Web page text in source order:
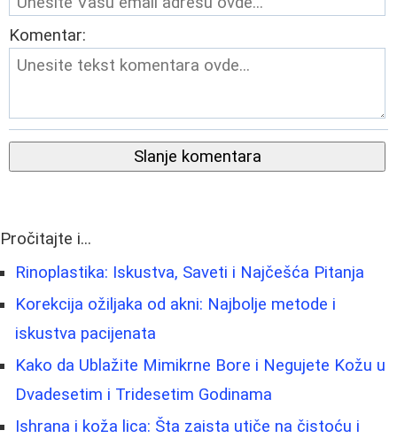
Komentar:
Slanje komentara
Pročitajte i...
Rinoplastika: Iskustva, Saveti i Najčešća Pitanja
Korekcija ožiljaka od akni: Najbolje metode i
iskustva pacijenata
Kako da Ublažite Mimikrne Bore i Negujete Kožu u
Dvadesetim i Tridesetim Godinama
Ishrana i koža lica: Šta zaista utiče na čistoću i